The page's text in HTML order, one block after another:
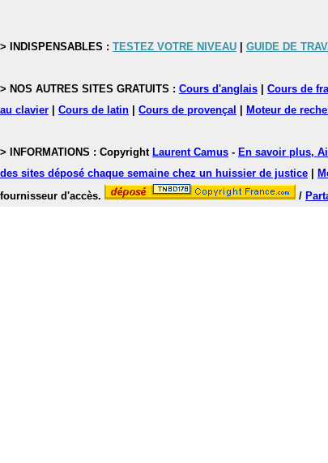
> INDISPENSABLES : TESTEZ VOTRE NIVEAU GUIDE DE
> NOS AUTRES SITES GRATUITS : Cours d'anglais Cours de
au clavier
Cours de latin Cours de provençal Moteur de
> INFORMATIONS : Copyright Laurent Camus - En savoir plus,
des sites déposé chaque semaine chez un huissier de justice
fournisseur d'accès.
/